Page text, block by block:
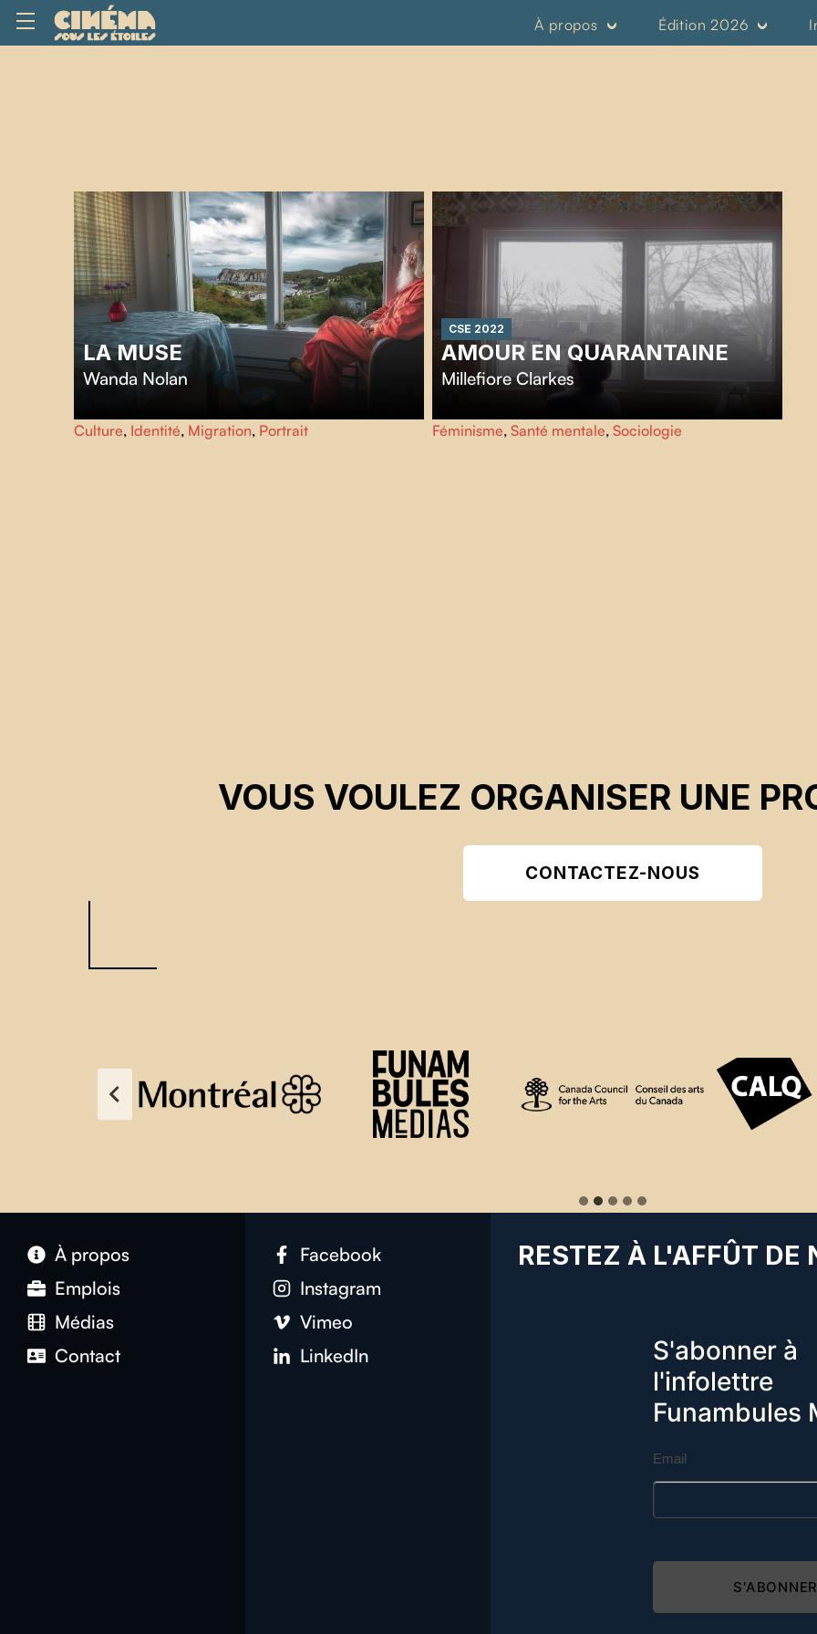
À propos Édition 2026
LA MUSE
Wanda Nolan
Prenez la route de Terre-Neuve en compagnie de la
photographe Ting Ting Chen et de sa muse, Robert Tilley,
Culture, Identité, Migration, Portrait
CSE 2022
AMOUR EN QUARANTAINE
Millefiore Clarkes
Alors que les consignes relatives à la COVID viennent
restreindre les interactions humaines,Millefiore Clarkes
Féminisme,Santé mentale,Sociologie
VOUS VOULEZ ORGANISER UNE
CONTACTEZ-NOUS
À propos
Emplois
Médias
Contact
Facebook
Instagram
Vimeo
LinkedIn
RESTEZ À L'AFFÛT DE
S'abonner à
l'infolettre
Funambules
Email
S'ABONNER